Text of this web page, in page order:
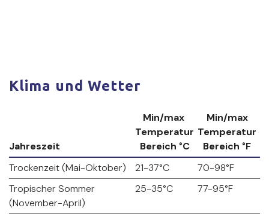
Klima und Wetter
Jahreszeit
Min/max
Temperatur
Bereich °C
Min/max
Temperatur
Bereich °F
Trockenzeit (Mai-Oktober)
21-37°C
70-98°F
Tropischer Sommer
(November-April)
25-35°C 77-95°F